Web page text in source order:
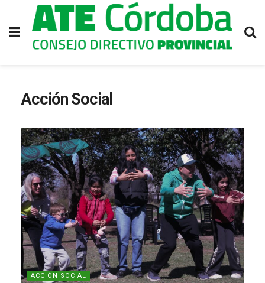
Acción Social
ACCIÓN SOCIAL